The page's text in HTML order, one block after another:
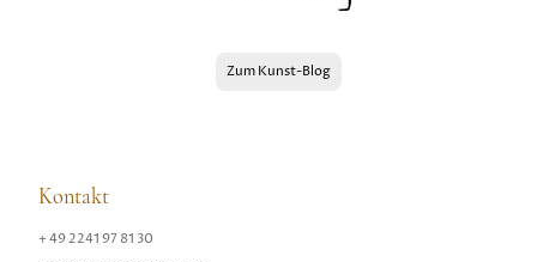
Zum Kunst-Blog
Kontakt
+ 49 2241 97 81 30